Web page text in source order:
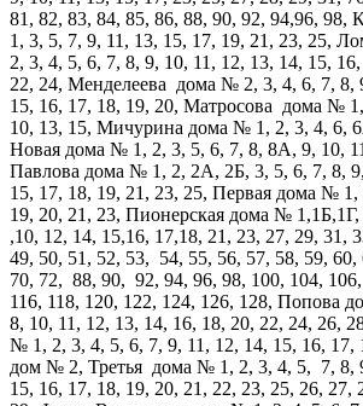
81, 82, 83, 84, 85, 86, 88, 90, 92, 94,96,
1, 3, 5, 7, 9, 11, 13, 15, 17, 19, 21, 23, 25,
2, 3, 4, 5, 6, 7, 8, 9, 10, 11, 12, 13, 14, 15,
22, 24, Менделеева дома № 2, 3, 4, 6, 7, 8,
15, 16, 17, 18, 19, 20, Матросова дома №
10, 13, 15, Мичурина дома № 1, 2, 3, 4, 6,
Новая дома № 1, 2, 3, 5, 6, 7, 8, 8А, 9, 10,
Павлова дома № 1, 2, 2А, 2Б, 3, 5, 6, 7, 8,
15, 17, 18, 19, 21, 23, 25, Первая дома № 1,
19, 20, 21, 23, Пионерская дома №
,10, 12, 14, 15,16, 17,18, 21, 23, 27, 29, 31,
49, 50, 51, 52, 53, 54, 55, 56, 57, 58, 59, 60,
70, 72, 88, 90, 92, 94, 96, 98, 100, 104, 106,
116, 118, 120, 122, 124, 126, 128, Попова
8, 10, 11, 12, 13, 14, 16, 18, 20, 22, 24, 26,
№ 1, 2, 3, 4, 5, 6, 7, 9, 11, 12, 14, 15, 16, 17,
дом № 2, Третья дома № 1, 2, 3, 4, 5, 7, 8,
15, 16, 17, 18, 19, 20, 21, 22, 23, 25, 26, 27,